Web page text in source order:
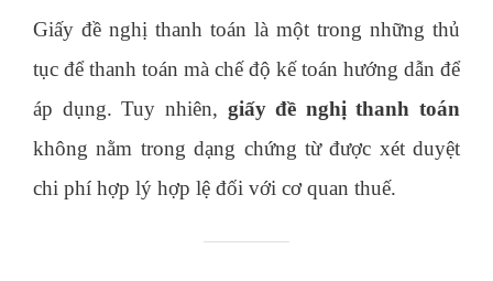
Giấy đề nghị thanh toán là một trong những thủ
tục để thanh toán mà chế độ kế toán hướng dẫn để
áp dụng. Tuy nhiên, giấy đề nghị thanh toán
không nằm trong dạng chứng từ được xét duyệt
chi phí hợp lý hợp lệ đối với cơ quan thuế.